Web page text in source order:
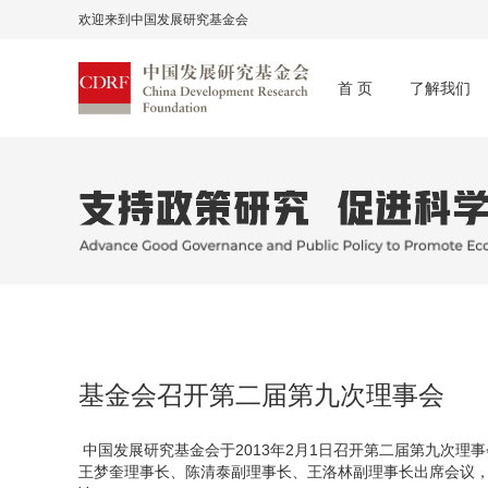
欢迎来到中国发展研究基金会
首 页 了解我们
基金会召开第二届第九次理事会
中国发展研究基金会于2013年2月1日召开第二届第九次理
王梦奎理事长、陈清泰副理事长、王洛林副理事长出席会